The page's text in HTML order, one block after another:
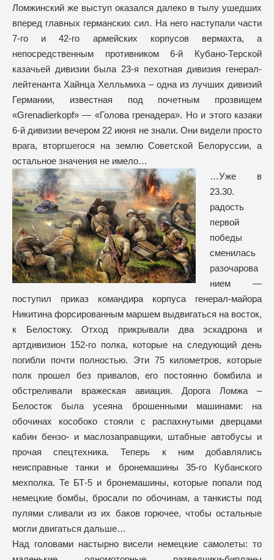
Ломжинский же выступ оказался далеко в тылу ушедших
вперед главных германских сил. На него наступали части
7-го и 42-го армейских корпусов вермахта, а
непосредственным противником 6-й Кубано-Терской
казачьей дивизии была 23-я пехотная дивизия генерал-
лейтенанта Хайнца Хелльмиха – одна из лучших дивизий
Германии, известная под почетным прозвищем
«Grenadierkopf» — «Голова гренадера». Но и этого казаки
6-й дивизии вечером 22 июня не знали. Они видели просто
врага, вторгшегося на землю Советской Белоруссии, а
остальное значения не имело…
…Уже в
23.30.
радость
первой
победы
сменилась
разочарова
нием —
поступил приказ командира корпуса генерал-майора
Никитина форсированным маршем выдвигаться на восток,
к Белостоку. Отход прикрывали два эскадрона и
артдивизион 152-го полка, которые на следующий день
погибли почти полностью. Эти 75 километров, которые
полк прошел без привалов, его постоянно бомбила и
обстреливали вражеская авиация. Дорога Ломжа –
Белосток была усеяна брошенными машинами: на
обочинах кособоко стояли с распахнутыми дверцами
кабин бензо- и маслозаправщики, штабные автобусы и
прочая спецтехника. Теперь к ним добавлялись
неисправные танки и бронемашины 35-го Кубанского
мехполка. Те БТ-5 и бронемашины, которые попали под
немецкие бомбы, бросали по обочинам, а танкисты под
пулями сливали из их баков горючее, чтобы остальные
могли двигаться дальше…
Над головами настырно висели немецкие самолеты: то